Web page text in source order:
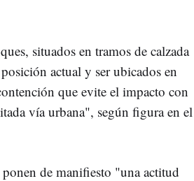
situados en tramos de calzada
actual y ser ubicados en
que evite el impacto con
vía urbana", según figura en el
ponen de manifiesto "una actitud